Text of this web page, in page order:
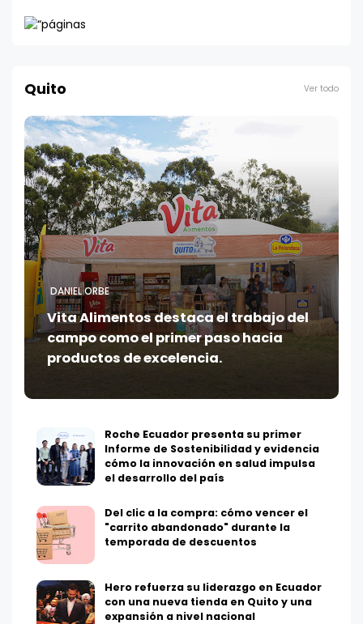
Quito Ver todo
DANIEL ORBE
Vita Alimentos destaca el trabajo del
campo como el primer paso hacia
productos de excelencia.
Roche Ecuador presenta su primer
Informe de Sostenibilidad y evidencia
cómo la innovación en salud impulsa
el desarrollo del país
Del clic a la compra: cómo vencer el
"carrito abandonado" durante la
temporada de descuentos
Hero refuerza su liderazgo en Ecuador
con una nueva tienda en Quito y una
expansión a nivel nacional